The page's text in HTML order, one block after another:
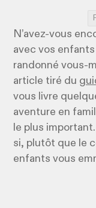
N’avez-vous
avec vos
randonné vous-
article tiré du
vous livre
aventure en
le plus
si, plutôt que le
enfants vous